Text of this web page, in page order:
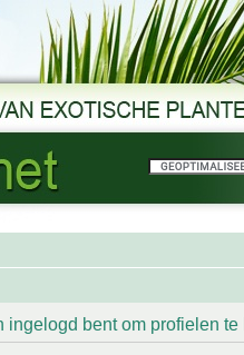
ingelogd bent om profielen te